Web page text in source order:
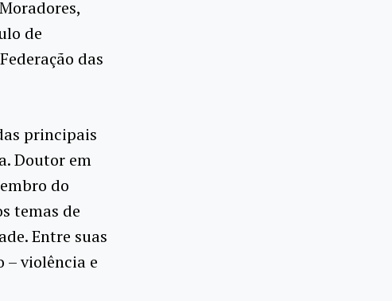
de
das
principais
Doutor em
do
temas de
Entre suas
– violência e